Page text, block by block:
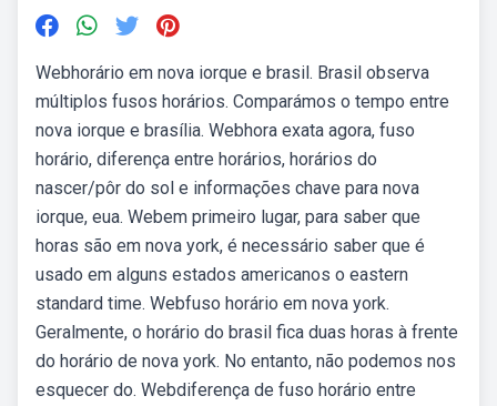
Webhorário em nova iorque e brasil. Brasil observa
múltiplos fusos horários. Comparámos o tempo entre
nova iorque e brasília. Webhora exata agora, fuso
horário, diferença entre horários, horários do
nascer/pôr do sol e informações chave para nova
iorque, eua. Webem primeiro lugar, para saber que
horas são em nova york, é necessário saber que é
usado em alguns estados americanos o eastern
standard time. Webfuso horário em nova york.
Geralmente, o horário do brasil fica duas horas à frente
do horário de nova york. No entanto, não podemos nos
esquecer do. Webdiferença de fuso horário entre